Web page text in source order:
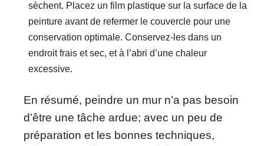
sèchent. Placez un film plastique sur la surface de la
peinture avant de refermer le couvercle pour une
conservation optimale. Conservez-les dans un
endroit frais et sec, et à l’abri d’une chaleur
excessive.
En résumé, peindre un mur n’a pas besoin
d’être une tâche ardue; avec un peu de
préparation et les bonnes techniques,